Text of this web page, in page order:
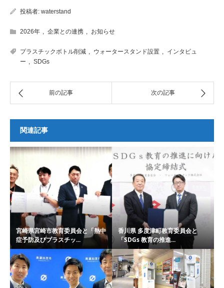
投稿者: waterstand
2026年 , 企業との連携 , お知らせ
プラスチックボトル削減 , ウォータースタンド設置 , インタビュ
ー , SDGs
関連記事
宮崎県宮崎市教育委員会と「熱中
症予防及びプラスチッ...
香川県 多度津町教育委員会と
「SDGs 教育の推進...